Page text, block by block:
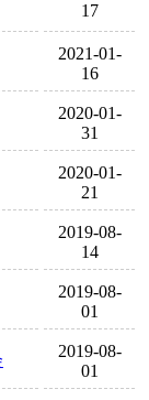
17
2021-01-
16
2020-01-
31
2020-01-
21
2019-08-
14
2019-08-
01
2019-08-
01